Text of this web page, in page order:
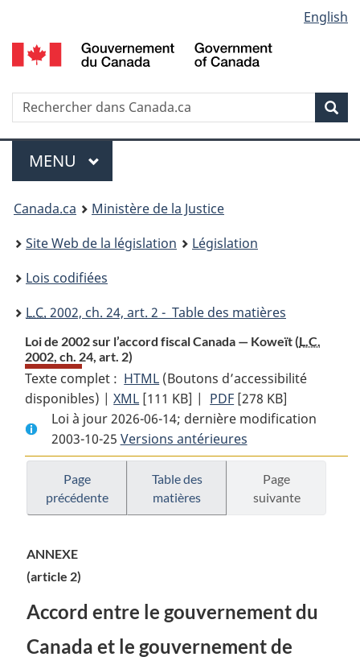
au
contenu
propos
de
la
HTML
simplifiée
selection
English
Recherche
Menu
MENU PRINCIPAL
You
are
here:
Canada.ca
Ministère de la Justice
Site Web de la législation
Législation
Lois codifiées
L.C. 2002, ch. 24, art. 2 - Table des matières
Loi de 2002 sur l’accord fiscal Canada — Koweït (L.C.
2002, ch. 24, art. 2)
Texte complet : HTML Texte
complet
:
Loi
de
2002
sur
l’accord
(Boutons d’accessibilité
disponibles) |XML Texte
complet
:
Loi
de
2002
sur
—
Koweït
[111 KB] | PDF Texte
complet
:
Loi
2002
Koweït
[278 KB]
Loi à jour 2026-06-14; dernière modification
2003-10-25 Versions antérieures
Page
précédente
Table des
matières
Page
suivante
ANNEXE
(article 2)
Accord entre le gouvernement du
Canada et le gouvernement de